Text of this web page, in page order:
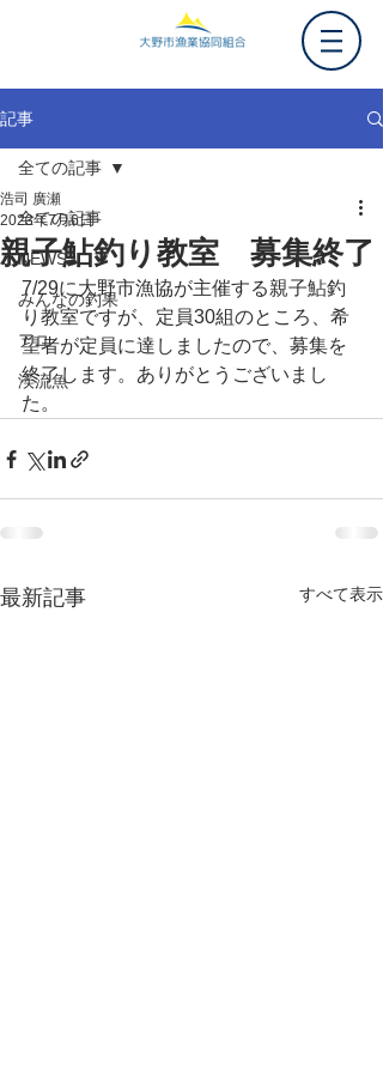
記事
全ての記事
NEWS
みんなの釣果
アユ
渓流魚
全ての記事
親子鮎釣り教室 募集終了
浩司 廣瀬
2023年7月6日
7/29に大野市漁協が主催する親子鮎釣
り教室ですが、定員30組のところ、希
望者が定員に達しましたので、募集を
終了します。ありがとうございまし
た。
最新記事 すべて表示